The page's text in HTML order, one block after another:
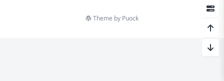
Theme by Puock